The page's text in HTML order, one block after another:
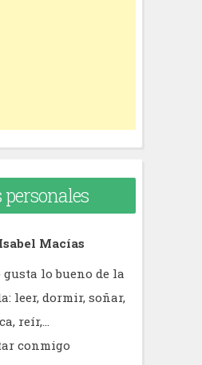
personales
Isabel Macías
gusta lo bueno de la
leer, dormir, soñar,
reír,...
conmigo